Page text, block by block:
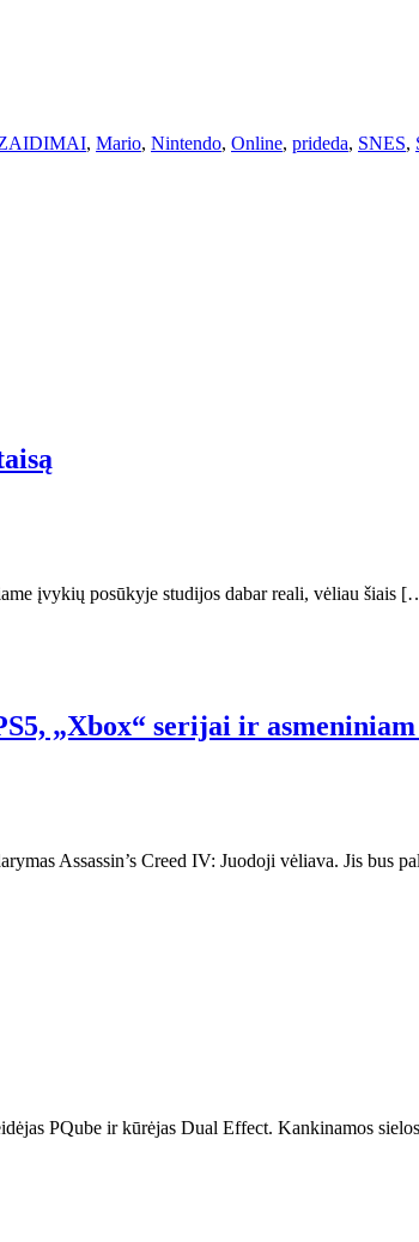
, Mario, Nintendo, Online, prideda, SNES,
įvykių posūkyje studijos dabar reali, vėliau šiais
„Xbox“ serijai ir
Assassin’s Creed IV: Juodoji vėliava. Jis bus
PQube ir kūrėjas Dual Effect. Kankinamos